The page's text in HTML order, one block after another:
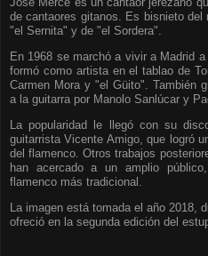
de cantaores gitanos. Es bisnieto
"el Sernita" y de "el Sordera".
En 1968 se marchó a vivir a Madrid
formó como artista en el tablao de
Carmen Mora y "el Güito". También
a la guitarra por Manolo Sanlúcar y
La popularidad le llegó con su
guitarrista Vicente Amigo, que logró
del flamenco. Otros trabajos
han acercado a un amplio
flamenco más tradicional.
La imagen está tomada el año 2018,
ofreció en la segunda edición del